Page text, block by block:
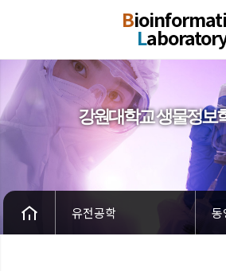
B
L
강원대학교 생물정보
유전공학 동